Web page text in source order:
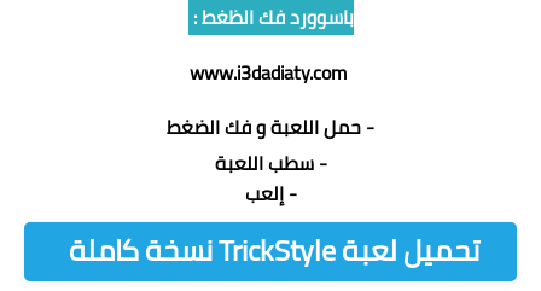
باسوورد فك الظغط :
www.i3dadiaty.com
- حمل اللعبة و فك الضغط
- سطب اللعبة
- إلعب
تحميل لعبة TrickStyle نسخة كاملة